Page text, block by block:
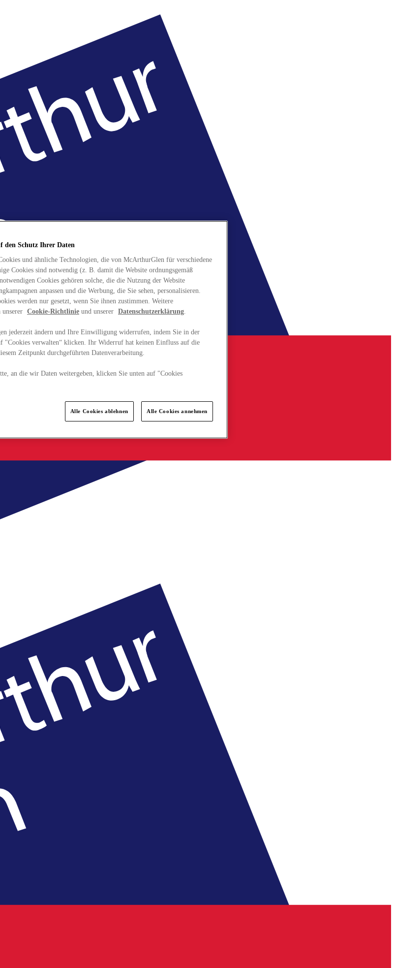
den Schutz Ihrer Daten
und ähnliche Technologien, die von McArthurGlen für verschiedene
Cookies sind notwendig (z. B. damit die Website ordnungsgemäß
Cookies gehören solche, die die Nutzung der Website
anpassen und die Werbung, die Sie sehen, personalisieren.
werden nur gesetzt, wenn Sie ihnen zustimmen. Weitere
Cookie-Richtlinie und unserer Datenschutzerklärung.
jederzeit ändern und Ihre Einwilligung widerrufen, indem Sie in der
"Cookies verwalten“ klicken. Ihr Widerruf hat keinen Einfluss auf die
Zeitpunkt durchgeführten Datenverarbeitung.
an die wir Daten weitergeben, klicken Sie unten auf "Cookies
Alle Cookies ablehnen Alle Cookies annehmen